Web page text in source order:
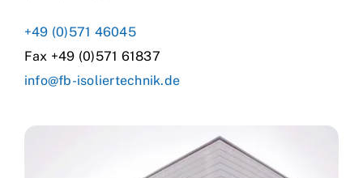
Kontakt
+49 (0)571 46045
Fax +49 (0)571 61837
info@fb-isoliertechnik.de